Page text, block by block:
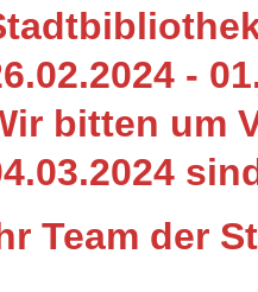
-
bitten um
Team der